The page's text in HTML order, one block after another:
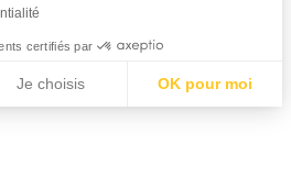
certifiés par
Je choisis OK pour moi
d'adapter et de gérer vos paramètres de